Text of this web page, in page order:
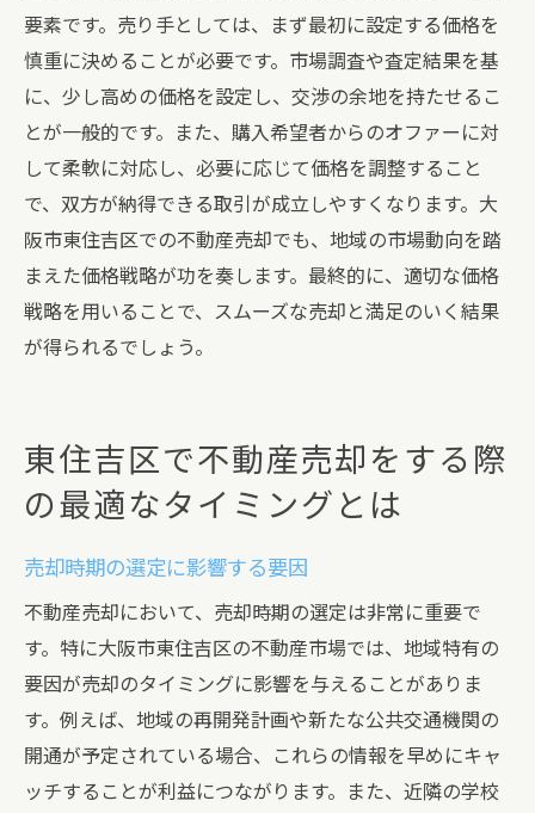
要素です。売り手としては、まず最初に設定する価格を
慎重に決めることが必要です。市場調査や査定結果を基
に、少し高めの価格を設定し、交渉の余地を持たせるこ
とが一般的です。また、購入希望者からのオファーに対
して柔軟に対応し、必要に応じて価格を調整すること
で、双方が納得できる取引が成立しやすくなります。大
阪市東住吉区での不動産売却でも、地域の市場動向を踏
まえた価格戦略が功を奏します。最終的に、適切な価格
戦略を用いることで、スムーズな売却と満足のいく結果
が得られるでしょう。
東住吉区で不動産売却をする際
の最適なタイミングとは
売却時期の選定に影響する要因
不動産売却において、売却時期の選定は非常に重要で
す。特に大阪市東住吉区の不動産市場では、地域特有の
要因が売却のタイミングに影響を与えることがありま
す。例えば、地域の再開発計画や新たな公共交通機関の
開通が予定されている場合、これらの情報を早めにキャ
ッチすることが利益につながります。また、近隣の学校